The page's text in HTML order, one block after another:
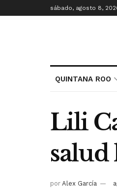
sábado, agosto 8,
QUINTANA ROO
Lili
salud
por Alex García